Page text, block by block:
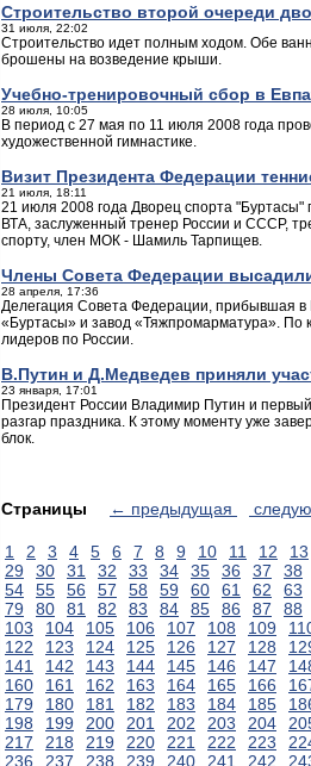
Строительство второй очереди
31 июля, 22:02
Строительство идет полным ходом. Обе
брошены на возведение крыши.
Учебно-тренировочный сбор в
28 июля, 10:05
В период с 27 мая по 11 июля 2008 года
художественной гимнастике.
Визит Президента Федерации
21 июля, 18:11
21 июля 2008 года Дворец спорта
ВТА, заслуженный тренер России и СССР,
спорту, член МОК - Шамиль Тарпищев.
Члены Совета Федерации высадили
28 апреля, 17:36
Делегация Совета Федерации, прибывшая в
«Буртасы» и завод «Тяжпромарматура». По
лидеров по России.
В.Путин и Д.Медведев приняли
23 января, 17:01
Президент России Владимир Путин и
разгар праздника. К этому моменту уже
блок.
Страницы ← предыдущая
1 2 3 4 5 6 7 8 9 10 11 12 13
29
30 31 32 33 34 35 36 37 38
54
55 56 57 58 59 60 61 62 63
79
80 81 82 83 84 85 86 87 88
103
104 105 106 107 108 109
122
123 124 125 126 127 128
141
142 143 144 145 146 147
160
161 162 163 164 165 166
179
180 181 182 183 184 185
198
199 200 201 202 203 204
217
218 219 220 221 222 223
236
237 238 239 240 241 242